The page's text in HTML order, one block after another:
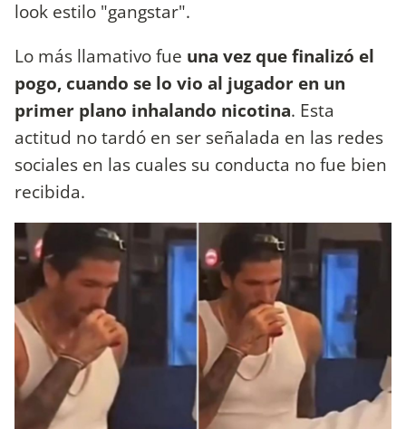
look estilo "gangstar".
Lo más llamativo fue una vez que finalizó el
pogo, cuando se lo vio al jugador en un
primer plano inhalando nicotina. Esta
actitud no tardó en ser señalada en las redes
sociales en las cuales su conducta no fue bien
recibida.